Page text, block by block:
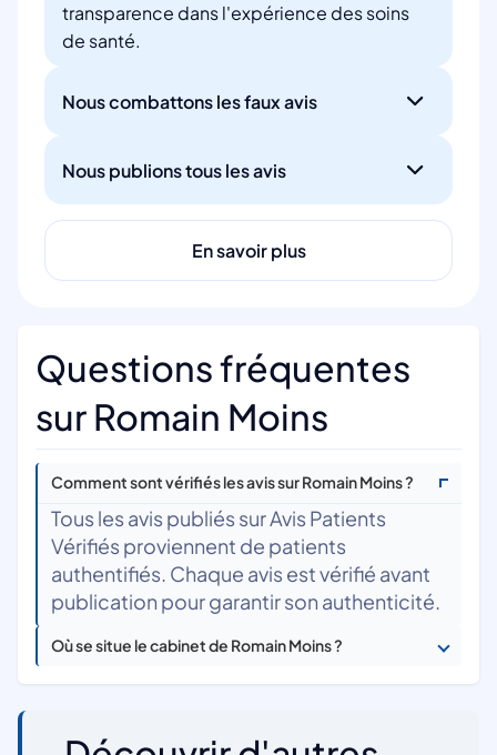
transparence dans l'expérience des soins
de santé.
Nous combattons les faux avis
Nous publions tous les avis
En savoir plus
Questions fréquentes
sur Romain Moins
Comment sont vérifiés les avis sur Romain Moins ?
Tous les avis publiés sur Avis Patients
Vérifiés proviennent de patients
authentifiés. Chaque avis est vérifié avant
publication pour garantir son authenticité.
Où se situe le cabinet de Romain Moins ?